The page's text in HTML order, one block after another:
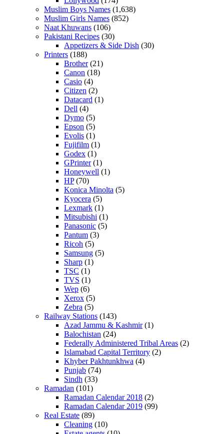
Muslim Boys Names (1,638)
Muslim Girls Names (852)
Naat Khuwans (106)
Pakistani Recipes (30)
Appetizers & Side Dish (30)
Printers (188)
Brother(21)
Canon (18)
Casio (4)
Citizen (2)
Datacard (1)
Dell (4)
Dymo (5)
Epson (5)
Evolis (1)
Fujifilm (1)
Godex (1)
GPrinter(1)
Honeywell (1)
HP(70)
Konica Minolta (5)
Kyocera (5)
Lexmark (1)
Mitsubishi (1)
Panasonic (5)
Pantum (3)
Ricoh (5)
Samsung (5)
Sharp (1)
TSC (1)
TVS (1)
Wep (6)
Xerox (5)
Zebra (5)
Railway Stations (143)
Azad Jammu & Kashmir(1)
Balochistan (24)
Federally Administered Tribal Areas (2)
Islamabad Capital Territory (2)
Khyber Pakhtunkhwa (4)
Punjab (74)
Sindh (33)
Ramadan (101)
Ramadan Calendar 2018 (2)
Ramadan Calendar 2019 (99)
Real Estate (89)
Cleaning (10)